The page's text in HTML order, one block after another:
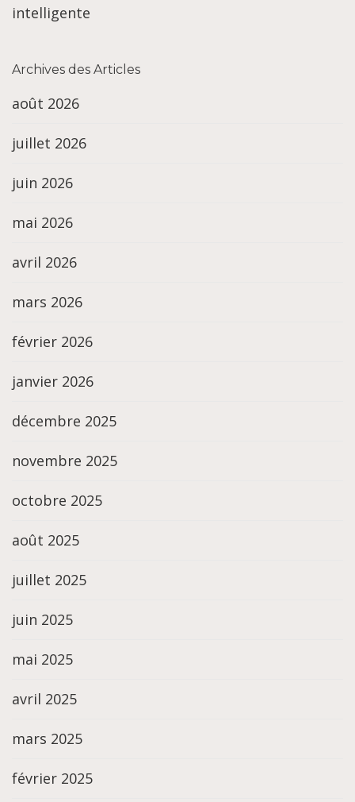
intelligente
Archives des Articles
août 2026
juillet 2026
juin 2026
mai 2026
avril 2026
mars 2026
février 2026
janvier 2026
décembre 2025
novembre 2025
octobre 2025
août 2025
juillet 2025
juin 2025
mai 2025
avril 2025
mars 2025
février 2025